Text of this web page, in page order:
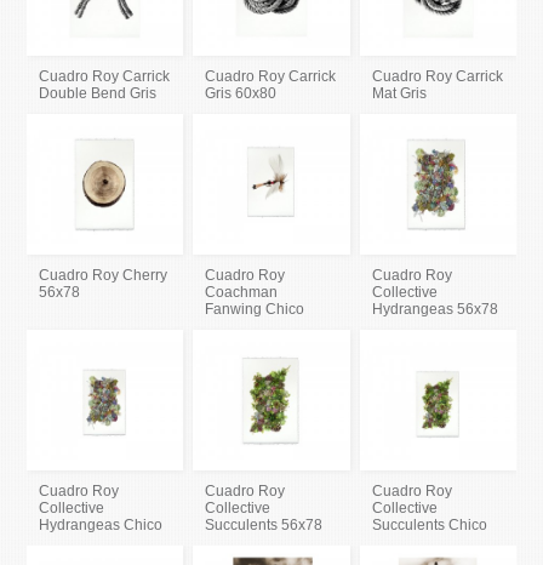
Cuadro Roy Carrick
Double Bend Gris
Cuadro Roy Carrick
Gris 60x80
Cuadro Roy Carrick
Mat Gris
Cuadro Roy Cherry
56x78
Cuadro Roy
Coachman
Fanwing Chico
Cuadro Roy
Collective
Hydrangeas 56x78
Cuadro Roy
Collective
Hydrangeas Chico
Cuadro Roy
Collective
Succulents 56x78
Cuadro Roy
Collective
Succulents Chico